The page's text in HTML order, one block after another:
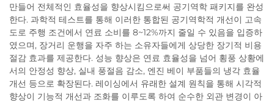
만들어 전체적인 효율성을 향상시킴으로써 공기역학 패키지를 완성
한다. 과학적 테스트를 통해 이러한 통합된 공기역학적 개선이 고속
도로 주행 조건에서 연료 소비를 8~12%까지 줄일 수 있음을 입증하
였으며, 장거리 운행을 자주 하는 소유자들에게 상당한 장기적 비용
절감 효과를 제공한다. 성능 향상은 연료 효율성을 넘어 횡풍 상황에
서의 안정성 향상, 실내 풍절음 감소, 엔진 베이 부품들의 냉각 효율
개선 등으로 확장된다. 레이싱에서 유래한 설계 원칙을 통해 시각적
향상이 기능적 개선과 조화를 이루도록 하여 순수한 외관 변경이 아